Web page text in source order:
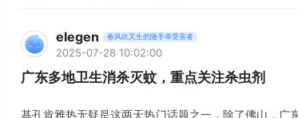
elegen 春风吹又生的随手单受害者
2025-07-28 10:02:00
广东多地卫生消杀灭蚊，重点关注杀虫剂
基孔肯雅热无疑是这两天热门话题之一，除了佛山，广